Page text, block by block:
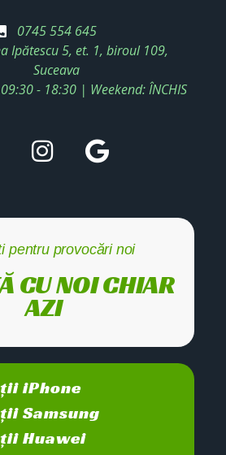
0745 554 645
Ipătescu 5, et. 1, biroul 109,
Suceava
- 18:30 | Weekend: ÎNCHIS
pentru provocări noi
CU NOI CHIAR
AZI
iPhone
Samsung
Huawei